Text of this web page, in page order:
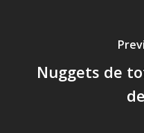
Nuggets de